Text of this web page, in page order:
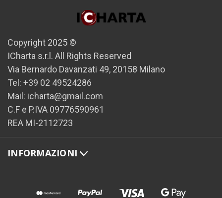
Copyright 2025 ©
ICharta s.r.l. All Rights Reserved
Via Bernardo Davanzati 49, 20158 Milano
Tel: +39 02 49524286
Mail: icharta@gmail.com
C.F e P.IVA 09776590961
REA MI-2112723
INFORMAZIONI